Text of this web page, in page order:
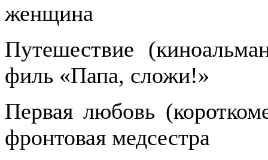
женщина
Путешествие
филь «Папа, сложи!»
Первая любовь
фронтовая медсестра